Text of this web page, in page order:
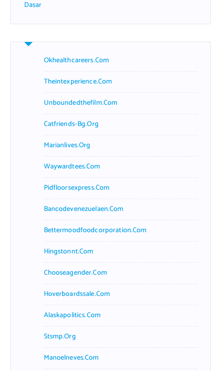
Dasar
Okhealthcareers.com
Theintexperience.com
Unboundedthefilm.com
Catfriends-Bg.org
Marianlives.org
Waywardtees.com
Pidfloorsexpress.com
Bancodevenezuelaen.com
Bettermoodfoodcorporation.com
Hingstonnt.com
Chooseagender.com
Hoverboardssale.com
Alaskapolitics.com
Stsmp.org
Manoelneves.com